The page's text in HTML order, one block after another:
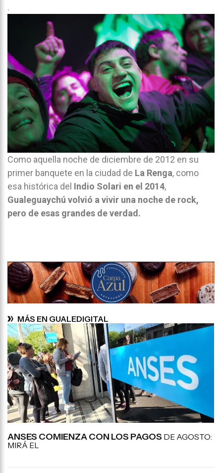
.
Como aquella noche de diciembre de 2012 en su
primer banquete en la ciudad de La Renga, como
esa histórica del Indio Solari en el 2014,
Gualeguaychú volvió a vivir una noche de rock,
pero de esas grandes de verdad.
MÁS EN GUALEDIGITAL
ANSES COMIENZA CON LOS PAGOS DE AGOSTO:
MIRÁ EL